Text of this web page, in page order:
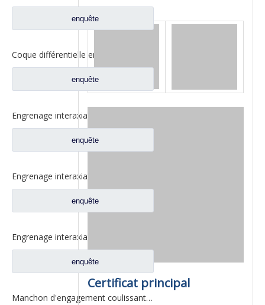
enquête
enquête
enquête
enquête
enquête
Manchon d'engagement coulissant inter-essieux pour pièces de rechange de camion Ford BF0401M0-8
Certificat principal